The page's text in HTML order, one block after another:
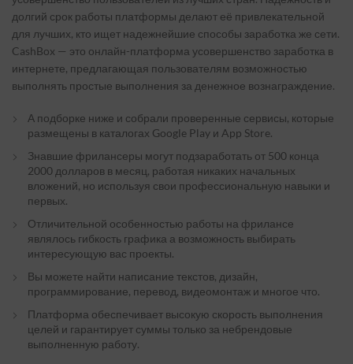
долгий срок работы платформы делают её привлекательной
для лучших, кто ищет надежнейшие способы заработка же сети.
CashBox — это онлайн-платформа усовершенство заработка в
интернете, предлагающая пользователям возможностью
выполнять простые выполнения за денежное вознаграждение.
А подборке ниже и собрали проверенные сервисы, которые
размещены в каталогах Google Play и App Store.
Знавшие фрилансеры могут подзаработать от 500 конца
2000 долларов в месяц, работая никаких начальных
вложений, но используя свои профессиональную навыки и
первых.
Отличительной особенностью работы на фрилансе
являлось гибкость графика а возможность выбирать
интересующую вас проекты.
Вы можете найти написание текстов, дизайн,
программирование, перевод, видеомонтаж и многое что.
Платформа обеспечивает высокую скорость выполнения
целей и гарантирует суммы только за небрендовые
выполненную работу.